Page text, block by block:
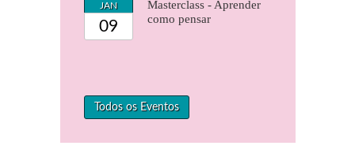
JAN
09
Masterclass - Aprender
como pensar
Todos os Eventos